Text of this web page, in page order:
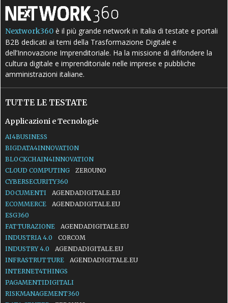
Nextwork360 è il più grande network in Italia di testate e portali
B2B dedicati ai temi della Trasformazione Digitale e
dell’Innovazione Imprenditoriale. Ha la missione di diffondere la
cultura digitale e imprenditoriale nelle imprese e pubbliche
amministrazioni italiane.
TUTTE LE TESTATE
Applicazioni e Tecnologie
AI4BUSINESS
BIGDATA4INNOVATION
BLOCKCHAIN4INNOVATION
CLOUD COMPUTING
ZEROUNO
CYBERSECURITY360
DOCUMENTI
AGENDADIGITALE.EU
ECOMMERCE
AGENDADIGITALE.EU
ESG360
FATTURAZIONE
AGENDADIGITALE.EU
INDUSTRIA 4.0
CORCOM
INDUSTRY 4.0
AGENDADIGITALE.EU
INFRASTRUTTURE
AGENDADIGITALE.EU
INTERNET4THINGS
PAGAMENTIDIGITALI
RISKMANAGEMENT360